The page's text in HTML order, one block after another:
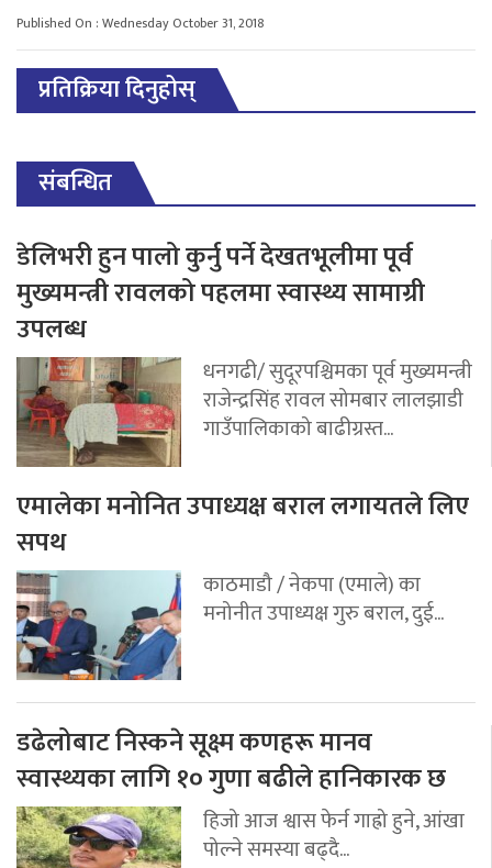
Published On : Wednesday October 31, 2018
प्रतिक्रिया दिनुहोस्
संबन्धित
डेलिभरी हुन पालो कुर्नु पर्ने देखतभूलीमा पूर्व
मुख्यमन्त्री रावलको पहलमा स्वास्थ्य सामाग्री
उपलब्ध
धनगढी/ सुदूरपश्चिमका पूर्व मुख्यमन्त्री
राजेन्द्रसिंह रावल सोमबार लालझाडी
गाउँपालिकाको बाढीग्रस्त...
एमालेका मनोनित उपाध्यक्ष बराल लगायतले लिए
सपथ
काठमाडौ / नेकपा (एमाले) का
मनोनीत उपाध्यक्ष गुरु बराल, दुई...
डढेलोबाट निस्कने सूक्ष्म कणहरू मानव
स्वास्थ्यका लागि १० गुणा बढीले हानिकारक छ
हिजो आज श्वास फेर्न गाह्रो हुने, आंखा
पोल्ने समस्या बढ्दै...